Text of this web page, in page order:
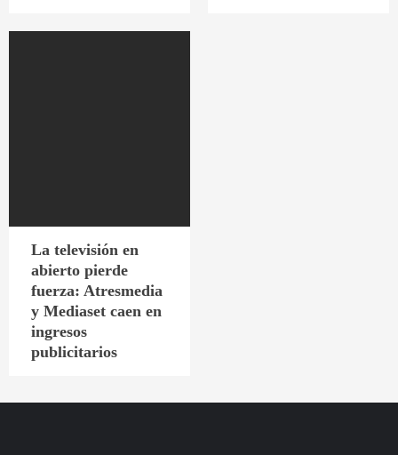
La televisión en
abierto pierde
fuerza: Atresmedia
y Mediaset caen en
ingresos
publicitarios